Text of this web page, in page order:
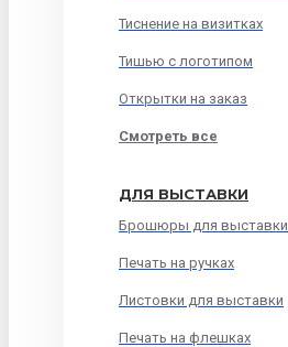
Тиснение на визитках
Тишью с логотипом
Открытки на заказ
Смотреть все
ДЛЯ ВЫСТАВКИ
Брошюры для выставки
Печать на ручках
Листовки для выставки
Печать на флешках